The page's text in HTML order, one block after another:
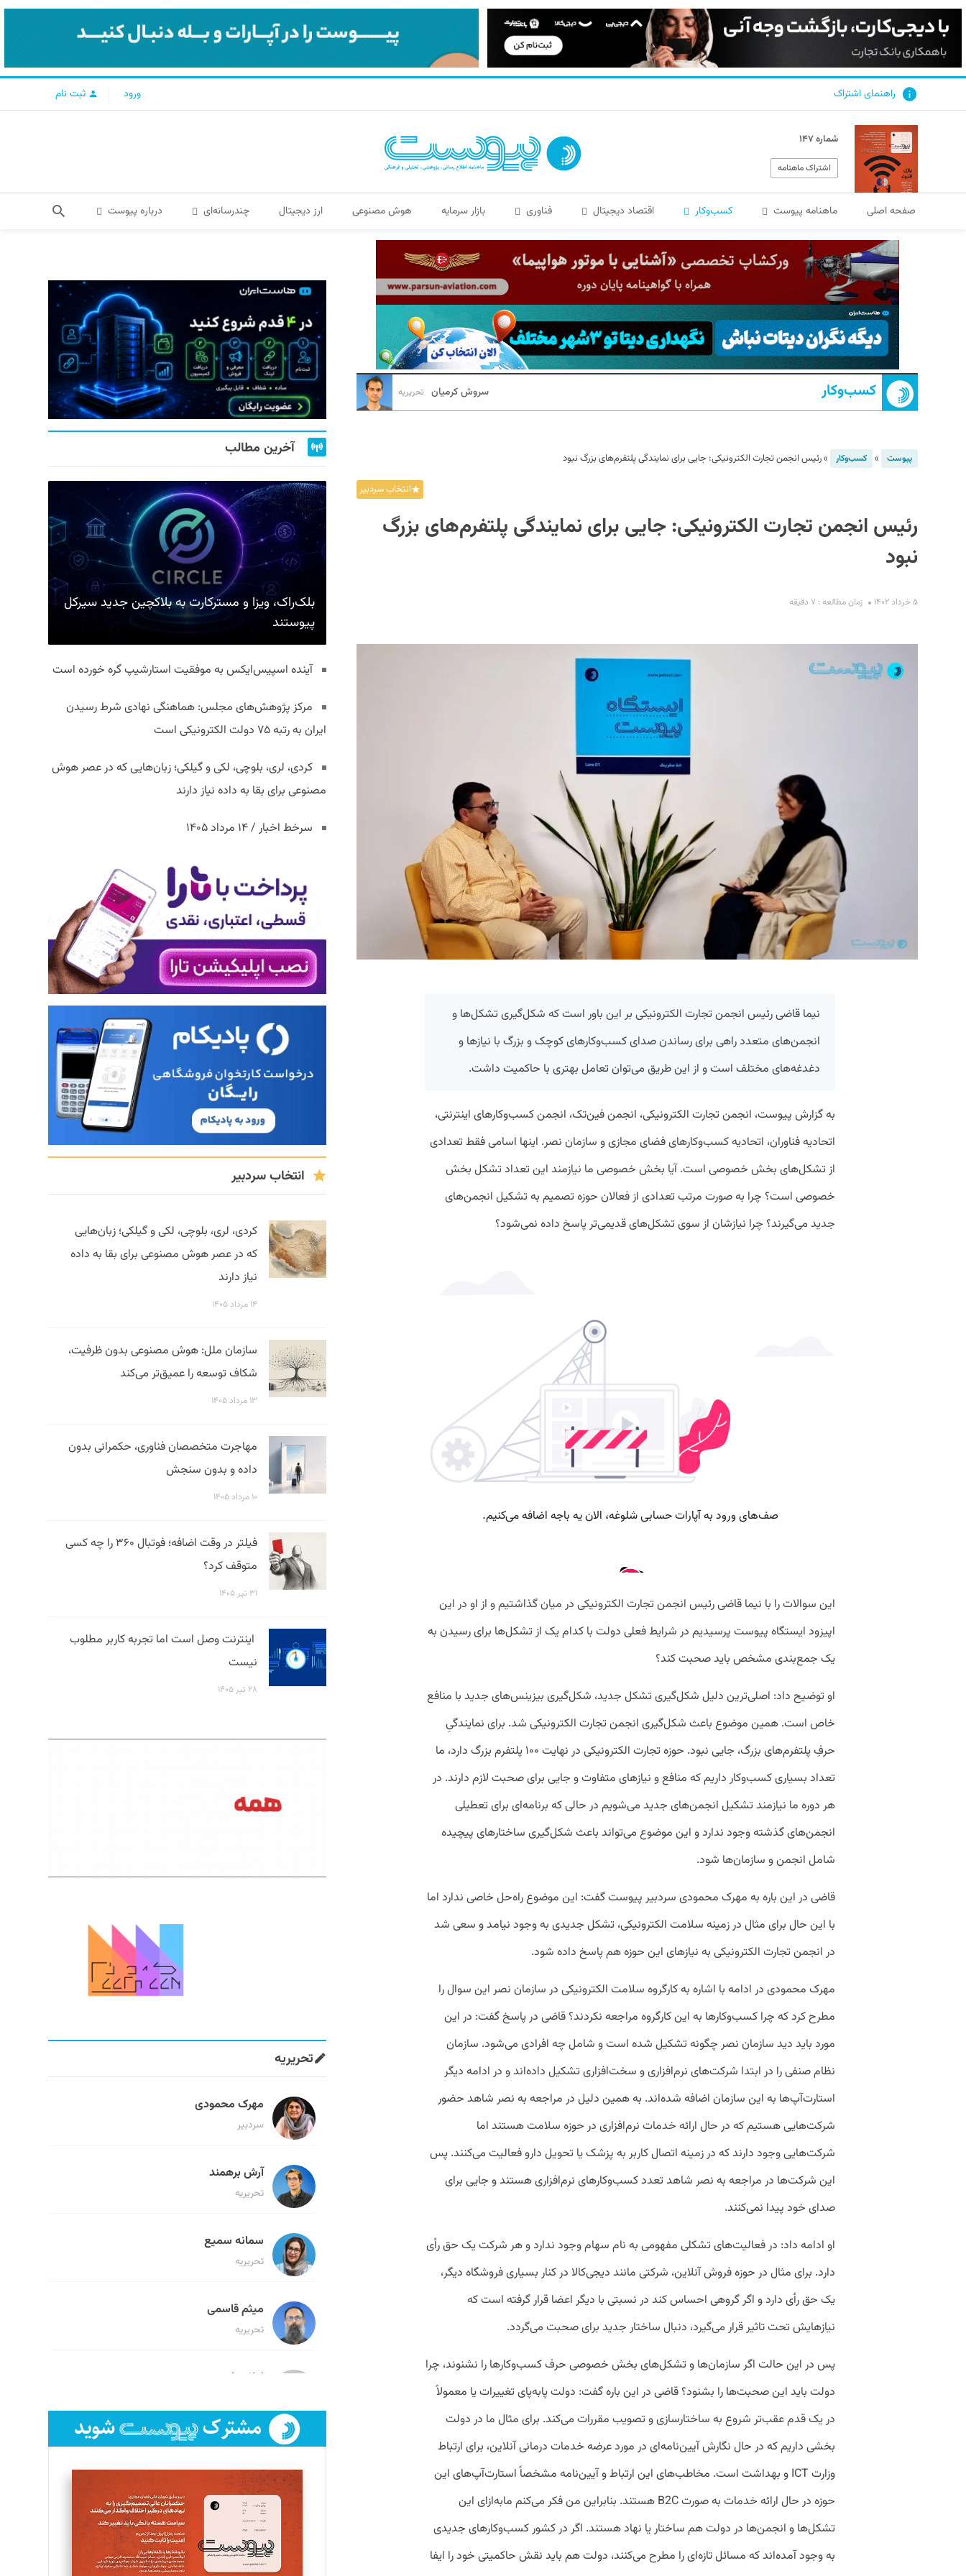
راهنمای اشتراک ورود ثبت نام
شماره ۱۴۷
اشتراک ماهنامه
صفحه اصلی ماهنامه پیوست کسب‌و‌کار اقتصاد دیجیتال فناوری بازار سرمایه هوش مصنوعی ارز دیجیتال چندرسانه‌ای درباره پیوست
کسب‌و‌کار سروش کرمیان تحریریه
پیوست » کسب‌و‌کار »رئیس انجمن تجارت الکترونیکی: جایی برای نمایندگی پلتفرم‌های بزرگ‌ نبود
انتخاب سردبیر
رئیس انجمن تجارت الکترونیکی: جایی برای نمایندگی پلتفرم‌های بزرگ‌
نبود
۵ خرداد ۱۴۰۲ زمان مطالعه : ۷ دقیقه
نیما قاضی رئیس انجمن تجارت الکترونیکی بر این باور است که شکل‌گیری تشکل‌ها و
انجمن‌های متعدد راهی برای رساندن صدای کسب‌وکارهای کوچک و بزرگ با نیازها و
دغدغه‌های مختلف است و از این طریق می‌توان تعامل بهتری با حاکمیت داشت.
به گزارش پیوست، انجمن تجارت الکترونیکی، انجمن فین‌تک، انجمن کسب‌وکارهای اینترنتی،
اتحادیه فناوران، اتحادیه کسب‌وکارهای فضای مجازی و سازمان نصر. اینها اسامی فقط تعدادی
از تشکل‌های بخش خصوصی است. آیا بخش خصوصی ما نیازمند این تعداد تشکل بخش
خصوصی است؟ ️چرا به صورت مرتب تعدادی از فعالان حوزه تصمیم به تشکیل انجمن‌های
جدید می‌گیرند؟ ️چرا نیازشان از سوی تشکل‌های قدیمی‌تر پاسخ داده نمی‌شود؟ ️
این سوالات را با نیما قاضی رئیس انجمن تجارت الکترونیکی در میان گذاشتیم و از او در این
اپیزود ایستگاه پیوست پرسیدیم در شرایط فعلی دولت با کدام یک از تشکل‌ها برای رسیدن به
یک جمع‌بندی مشخص باید صحبت کند؟ ️
او توضیح داد: اصلی‌ترین دلیل شکل‌گیری تشکل جدید، شکل‌گیری بیزینس‌های جدید با منافع
خاص است. همین موضوع باعث شکل‌گیری انجمن تجارت الکترونیکی شد. برای نمایندگیِ
حرفِ پلتفرم‌های بزرگ‌، جایی نبود. حوزه تجارت الکترونیکی در نهایت ۱۰۰ پلتفرم بزرگ دارد، ما
تعداد بسیاری کسب‌وکار داریم که منافع و نیازهای متفاوت و جایی برای صحبت لازم دارند. در
هر دوره ما نیازمند تشکیل انجمن‌های جدید می‌شویم در حالی که برنامه‌ای برای تعطیلی
انجمن‌های گذشته وجود ندارد و این موضوع می‌تواند باعث شکل‌گیری ساختارهای پیچیده
شامل انجمن و سازمان‌ها شود.
قاضی در این باره به مهرک محمودی سردبیر پیوست گفت: این موضوع راه‌حل خاصی ندارد اما
با این حال برای مثال در زمینه سلامت الکترونیکی، تشکل جدیدی به وجود نیامد و سعی شد
در انجمن تجارت الکترونیکی به نیازهای این حوزه هم پاسخ داده شود.
مهرک محمودی در ادامه با اشاره به کارگروه سلامت الکترونیکی در سازمان نصر این سوال را
مطرح کرد که چرا کسب‌وکارها به این کارگروه مراجعه نکردند؟ قاضی در پاسخ گفت: در این
مورد باید دید سازمان نصر چگونه تشکیل شده است و شامل چه افرادی می‌شود. سازمان
نظام صنفی را در ابتدا شرکت‌های نرم‌افزاری و سخت‌افزاری تشکیل داده‌اند و در ادامه دیگر
استارت‌آپ‌ها به این سازمان اضافه شده‌اند. به همین دلیل در مراجعه به نصر شاهد حضور
شرکت‌هایی هستیم که در حال ارائه خدمات نرم‌افزاری در حوزه سلامت هستند اما
شرکت‌هایی وجود دارند که در زمینه اتصال کاربر به پزشک یا تحویل دارو فعالیت می‌کنند. پس
این شرکت‌ها در مراجعه به نصر شاهد تعدد کسب‌وکارهای نرم‌افزاری هستند و جایی برای
صدای خود پیدا نمی‌کنند.
او ادامه داد: در فعالیت‌های تشکلی مفهومی به نام سهام وجود ندارد و هر شرکت یک حق رأی
دارد. برای مثال در حوزه فروش آنلاین، شرکتی مانند دیجی‌کالا در کنار بسیاری فروشگاه دیگر،
یک حق رأی دارد و اگر گروهی احساس کند در نسبتی با دیگر اعضا قرار گرفته است که
نیازهایش تحت تاثیر قرار می‌گیرد، دنبال ساختار جدید برای صحبت می‌گردد.
پس در این حالت اگر سازمان‌ها و تشکل‌های بخش خصوصی حرف کسب‌وکارها را نشنوند، چرا
دولت باید این صحبت‌ها را بشنود؟ قاضی در این باره گفت: دولت پابه‌پای تغییرات یا معمولاً
در یک قدم عقب‌تر شروع به ساختارسازی و تصویب مقررات می‌کند. برای مثال ما در دولت
بخشی داریم که در حال نگارش آیین‌نامه‌ای در مورد عرضه خدمات درمانی آنلاین، برای ارتباط
وزارت ICT و بهداشت است. مخاطب‌های این ارتباط و آیین‌نامه مشخصاً استار‌ت‌آپ‌های این
حوزه در حال ارائه خدمات به‌ صورت B2C هستند. بنابراین من فکر می‌کنم مابه‌ازای این
تشکل‌ها و انجمن‌ها در دولت‌ هم ساختار یا نهاد هستند. اگر در کشور کسب‌وکارهای جدیدی
به وجود آمده‌اند که مسائل تازه‌ای را مطرح می‌کنند، دولت هم باید نقش حاکمیتی خود را ایفا
آخرین مطالب
بلک‌راک، ویزا و مسترکارت به بلاکچین جدید سیرکل
پیوستند
آینده اسپیس‌ایکس به موفقیت استارشیپ گره خورده است
مرکز پژوهش‌های مجلس: هماهنگی نهادی شرط رسیدن
ایران به رتبه ۷۵ دولت الکترونیکی است
کردی، لری، بلوچی، لکی و گیلکی؛ زبان‌هایی که در عصر هوش
مصنوعی برای بقا به داده نیاز دارند
سرخط اخبار / ۱۴ مرداد ۱۴۰۵
انتخاب سردبیر
کردی، لری، بلوچی، لکی و گیلکی؛ زبان‌هایی
که در عصر هوش مصنوعی برای بقا به داده
نیاز دارند
۱۴ مرداد ۱۴۰۵
سازمان ملل: هوش مصنوعی بدون ظرفیت،
شکاف توسعه را عمیق‌تر می‌کند
۱۳ مرداد ۱۴۰۵
مهاجرت متخصصان فناوری، حکمرانی بدون
داده و بدون سنجش
۱۰ مرداد ۱۴۰۵
فیلتر در وقت اضافه؛ فوتبال ۳۶۰ را چه کسی
متوقف کرد؟
۳۱ تیر ۱۴۰۵
اینترنت وصل است اما تجربه کاربر مطلوب
نیست
۲۸ تیر ۱۴۰۵
تحریریه
مهرک محمودی
سردبیر
آرش برهمند
تحریریه
سمانه سمیع
تحریریه
میثم قاسمی
تحریریه
لیلا حنارود
فائزه فتحی رستمی
تحریریه
سروش کرمیان
تحریریه